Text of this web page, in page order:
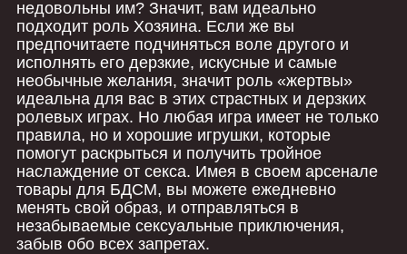
недовольны им? Значит, вам идеально
подходит роль Хозяина. Если же вы
предпочитаете подчиняться воле другого и
исполнять его дерзкие, искусные и самые
необычные желания, значит роль «жертвы»
идеальна для вас в этих страстных и дерзких
ролевых играх. Но любая игра имеет не только
правила, но и хорошие игрушки, которые
помогут раскрыться и получить тройное
наслаждение от секса. Имея в своем арсенале
товары для БДСМ, вы можете ежедневно
менять свой образ, и отправляться в
незабываемые сексуальные приключения,
забыв обо всех запретах.